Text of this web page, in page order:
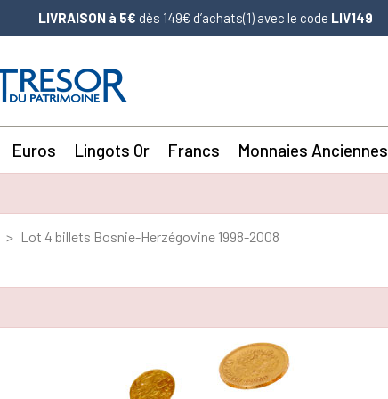
LIVRAISON à 5€ dès 149€ d’achats(1) avec le code LIV149
Euros Lingots Or Francs Monnaies Anciennes
Lot 4 billets Bosnie-Herzégovine 1998-2008